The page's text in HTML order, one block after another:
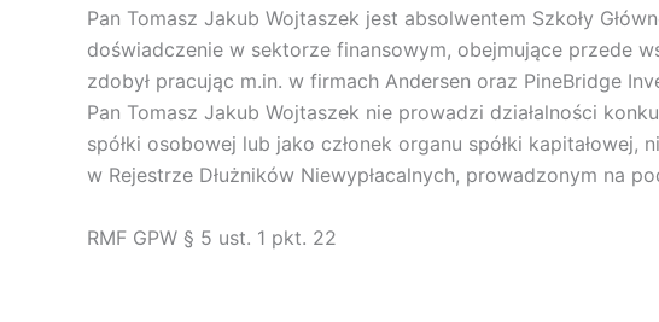
Pan Tomasz Jakub Wojtaszek jest absolwentem Szkoły
doświadczenie w sektorze finansowym, obejmujące przede
zdobył pracując m.in. w firmach Andersen oraz PineBridge
Pan Tomasz Jakub Wojtaszek nie prowadzi działalności
spółki osobowej lub jako członek organu spółki
w Rejestrze Dłużników Niewypłacalnych, prowadzonym na
RMF GPW § 5 ust. 1 pkt. 22